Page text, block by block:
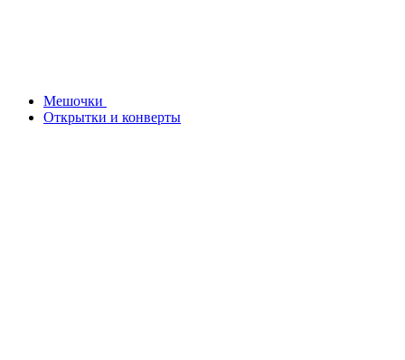
Мешочки
Открытки и конверты